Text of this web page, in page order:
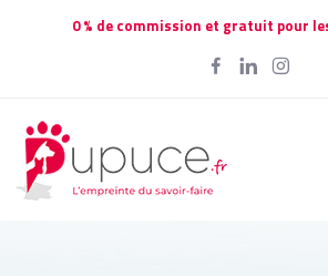
0 % de commission et gratuit pour